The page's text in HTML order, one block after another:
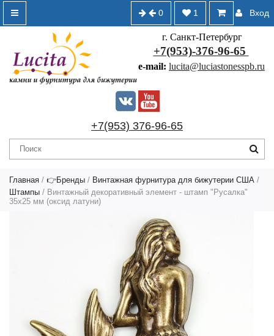
Вход
1
0
г. Санкт-Петербург
+7(953)-376-96-65
e-mail: lucita@luciastonesspb.ru
+7(953) 376-96-65
Главная / 👉Бренды / Винтажная фурнитура для бижутерии США /
Штампы / Винтажный декоративный элемент - штамп "Русалка"
35x25 мм (оксид латуни)